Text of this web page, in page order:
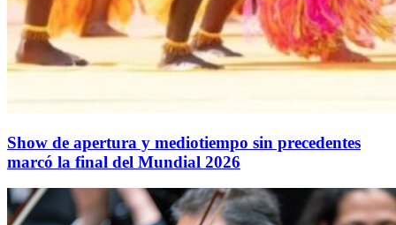
Show de apertura y mediotiempo sin precedentes
marcó la final del Mundial 2026